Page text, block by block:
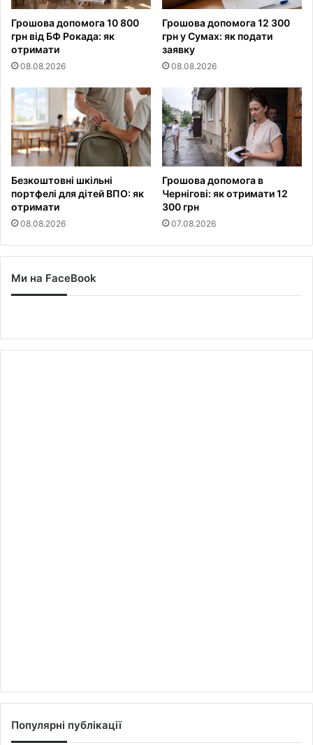
Грошова допомога 10 800
грн від БФ Рокада: як
отримати
08.08.2026
Грошова допомога 12 300
грн у Сумах: як подати
заявку
08.08.2026
Безкоштовні шкільні
портфелі для дітей ВПО: як
отримати
08.08.2026
Грошова допомога в
Чернігові: як отримати 12
300 грн
07.08.2026
Ми на FaceBook
Популярні публікації